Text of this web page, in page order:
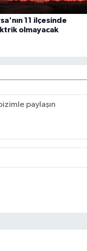
11 ilçesinde
olmayacak